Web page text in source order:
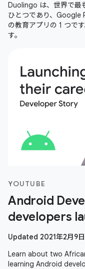
Duolingo は、世界で最
ひとつであり、Google
の教育アプリの 1 つで
す。
YOUTUBE
Android
developers
Updated 2021年2月9日
Learn about two
learning Android